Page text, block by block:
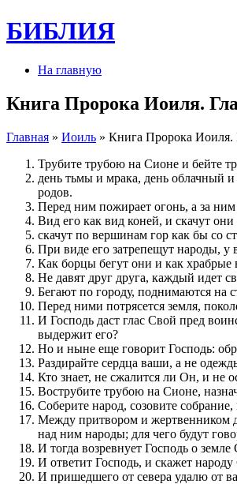
БИБЛИЯ
На главную
Книга Пророка Иоиля.
Главная » Иоиль » Книга Пророка Иоиля.
Трубите трубою на Сионе и бейте
день тьмы и мрака, день облачный
родов.
Перед ним пожирает огонь, а за ним
Вид его как вид коней, и скачут они
скачут по вершинам гор как бы со
При виде его затрепещут народы, у
Как борцы бегут они и как храбрые
Не давят друг друга, каждый идет
Бегают по городу, поднимаются на
Перед ними потрясется земля,
И Господь даст глас Свой пред
выдержит его?
Но и ныне еще говорит Господь:
Раздирайте сердца ваши, а не
Кто знает, не сжалится ли Он, и не
Вострубите трубою на Сионе,
Соберите народ, созовите
Между притвором и жертвенником
над ним народы; для чего будут
И тогда возревнует Господь о
И ответит Господь, и скажет
И пришедшего от севера удалю от